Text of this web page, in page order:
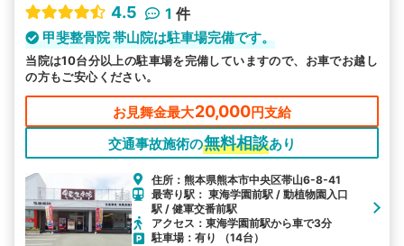
4.5
1 件
甲斐整骨院 帯山院は駐車場完備です。
当院は10台分以上の駐車場を完備していますので、お車でお越し
の方もご安心ください。
お見舞金最大20,000円支給
交通事故施術の無料相談あり
住所：熊本県熊本市中央区帯山6-8-41
最寄り駅： 東海学園前駅 / 動植物園入口
駅 / 健軍交番前駅
アクセス：東海学園前駅から車で3分
駐車場：有り （14台）